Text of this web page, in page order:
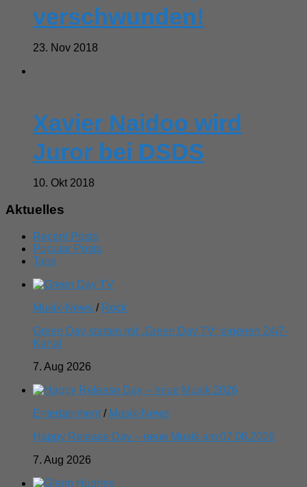
verschwunden!
23. Nov 2018
Xavier Naidoo wird
Juror bei DSDS
10. Okt 2018
Aktuelles
Recent Posts
Popular Posts
Tags
Musik-News / Rock
Green Day starten mit „Green Day TV“ eigenen 24/7-
Kanal
7. Aug 2026
Entertainment / Musik-News
Happy Release Day – neue Musik am 07.08.2026
7. Aug 2026